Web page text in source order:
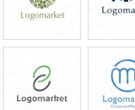
49,800円
(税込54,780円) (税込